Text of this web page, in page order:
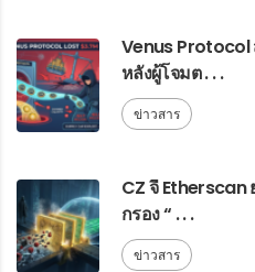
Venus Protocol
หลังผู้โจมต . . .
ข่าวสาร
CZ จี้ Etherscan
กรอง “ . . .
ข่าวสาร